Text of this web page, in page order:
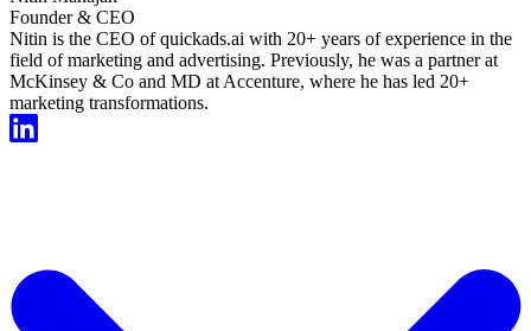
Founder & CEO
Nitin is the CEO of quickads.ai with 20+ years of experience in the
field of marketing and advertising. Previously, he was a partner at
McKinsey & Co and MD at Accenture, where he has led 20+
marketing transformations.